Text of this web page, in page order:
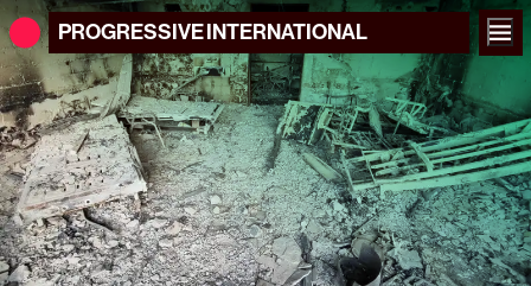
PROGRESSIVEINTERNATIONAL